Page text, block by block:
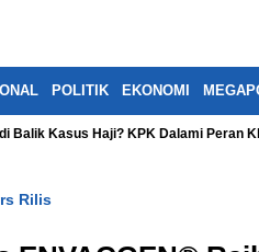
POLITIK EKONOMI
Balik Kasus Haji? KPK Dalami Peran
Rilis